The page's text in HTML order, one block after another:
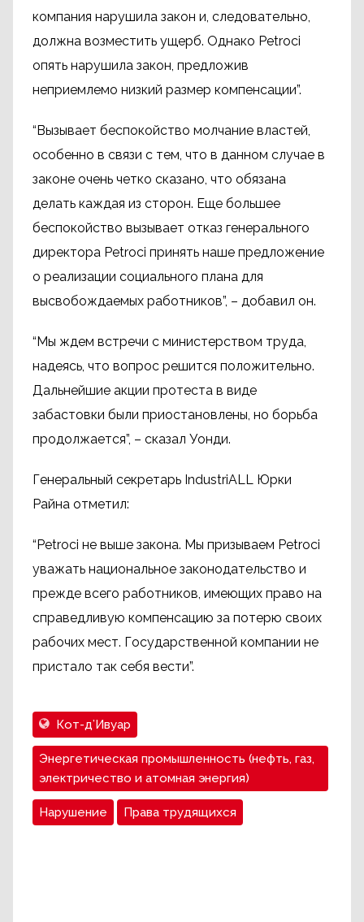
компания нарушила закон и, следовательно,
должна возместить ущерб. Однако Petroci
опять нарушила закон, предложив
неприемлемо низкий размер компенсации”.
“Вызывает беспокойство молчание властей,
особенно в связи с тем, что в данном случае в
законе очень четко сказано, что обязана
делать каждая из сторон. Еще большее
беспокойство вызывает отказ генерального
директора Petroci принять наше предложение
о реализации социального плана для
высвобождаемых работников”, – добавил он.
“Мы ждем встречи с министерством труда,
надеясь, что вопрос решится положительно.
Дальнейшие акции протеста в виде
забастовки были приостановлены, но борьба
продолжается”, – сказал Уонди.
Генеральный секретарь IndustriALL Юрки
Райна отметил:
“Petroci не выше закона. Мы призываем Petroci
уважать национальное законодательство и
прежде всего работников, имеющих право на
справедливую компенсацию за потерю своих
рабочих мест. Государственной компании не
пристало так себя вести”.
Кот-д’Ивуар
Энергетическая промышленность (нефть, газ,
электричество и атомная энергия)
Нарушение Права трудящихся